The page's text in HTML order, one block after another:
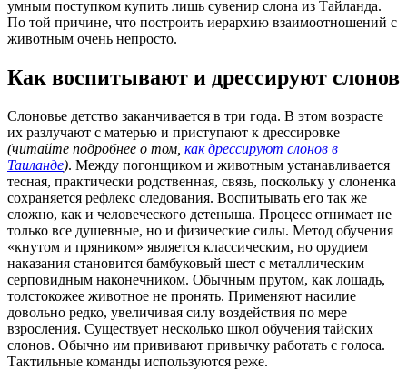
умным поступком купить лишь сувенир слона из Тайланда.
По той причине, что построить иерархию взаимоотношений с
животным очень непросто.
Как воспитывают и дрессируют слонов
Слоновье детство заканчивается в три года. В этом возрасте
их разлучают с матерью и приступают к дрессировке
(читайте подробнее о том, как дрессируют слонов в
Таиланде). Между погонщиком и животным устанавливается
тесная, практически родственная, связь, поскольку у слоненка
сохраняется рефлекс следования. Воспитывать его так же
сложно, как и человеческого детеныша. Процесс отнимает не
только все душевные, но и физические силы. Метод обучения
«кнутом и пряником» является классическим, но орудием
наказания становится бамбуковый шест с металлическим
серповидным наконечником. Обычным прутом, как лошадь,
толстокожее животное не пронять. Применяют насилие
довольно редко, увеличивая силу воздействия по мере
взросления. Существует несколько школ обучения тайских
слонов. Обычно им прививают привычку работать с голоса.
Тактильные команды используются реже.